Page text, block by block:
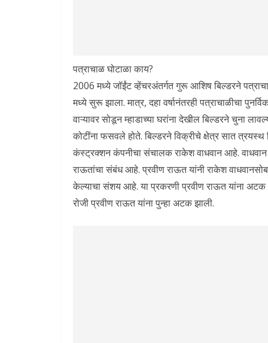
पत्राचाळ घोटाळा काय?
2006 मध्ये जॉईंट व्हेंचरअंतर्गत गुरू आशिष बिल्डरने
मध्ये सुरू झाला. मात्र, दहा वर्षानंतरही पत्राचाळीचा
वाऱ्यावर सोडून म्हाडाच्या घरांना देखील बिल्डरने चुना
कोटींना फसवले होते. बिल्डरने विक्रीचे क्षेत्र सात
कंस्ट्रक्शन कंपनीचा संचालक राकेश वाधवान आहे. वाधवान
राऊतांचा संबंध आहे. प्रवीण राऊत यांनी राकेश
केल्याचा संशय आहे. या प्रकरणी प्रवीण राऊत यांना
रोजी प्रवीण राऊत यांना पुन्हा अटक झाली.